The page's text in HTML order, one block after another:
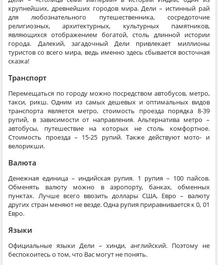
крупнейших, древнейших городов мира. Дели – истинный рай
для любознательного путешественника, сосредоточие
религиозных, архитектурных, культурных памятников,
являющихся отображением богатой, столь длинной истории
города. Далекий, загадочный Дели привлекает миллионы
туристов со всего мира, ведь именно здесь сбывается восточная
сказка!
Транспорт
Перемещаться по городу можно посредством автобусов, метро,
такси, рикш. Одним из самых дешевых и оптимальных видов
транспорта является метро, стоимость проезда порядка 8-39
рупий, в зависимости от направления. Альтернатива метро –
автобусы, путешествие на которых не столь комфортное.
Стоимость проезда – 15-25 рупий. Также действуют мото- и
велорикши.
Валюта
Денежная единица – индийская рупия. 1 рупия – 100 пайсов.
Обменять валюту можно в аэропорту, банках, обменных
пунктах. Лучше всего ввозить доллары США, Евро – валюту
других стран меняют не везде. Одна рупия приравнивается к 0, 01
Евро.
Языки
Официальные языки Дели – хинди, английский. Поэтому не
беспокоитесь о том, что Вас могут не понять.